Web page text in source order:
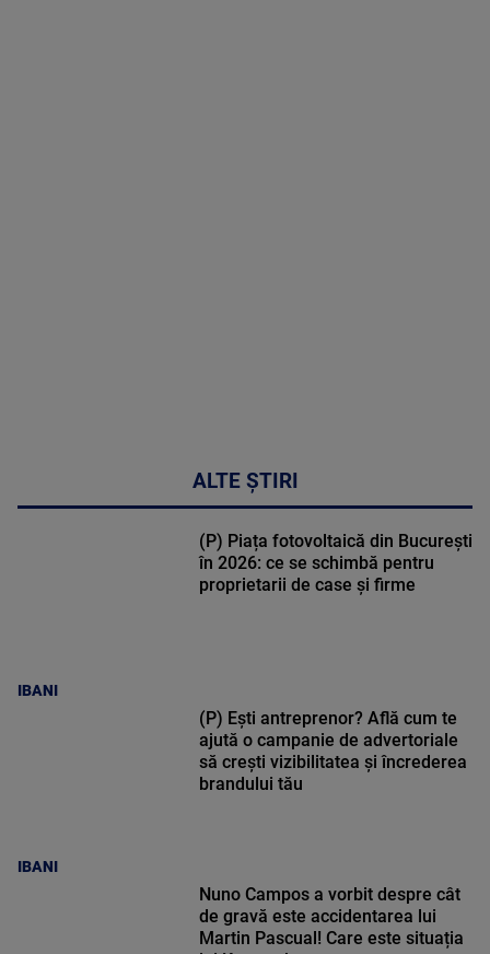
ALTE ȘTIRI
IBANI
(P) Piața fotovoltaică din București
în 2026: ce se schimbă pentru
proprietarii de case și firme
IBANI
(P) Ești antreprenor? Află cum te
ajută o campanie de advertoriale
să crești vizibilitatea și încrederea
brandului tău
Nuno Campos a vorbit despre cât
de gravă este accidentarea lui
Martin Pascual! Care este situația